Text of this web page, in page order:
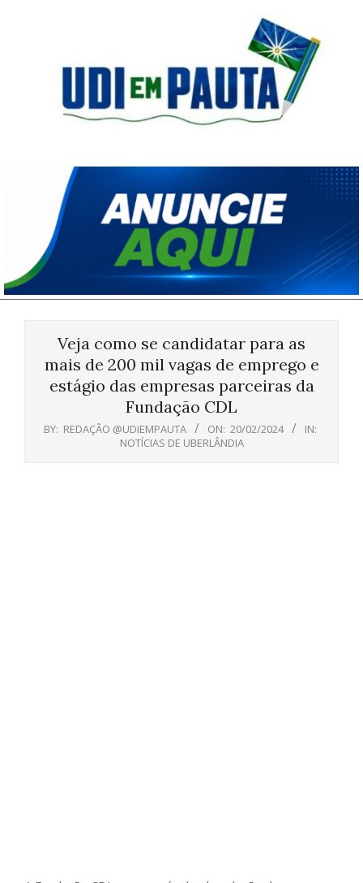
Pauta
Veja como se candidatar para as
mais de 200 mil vagas de emprego e
estágio das empresas parceiras da
Fundação CDL
BY: REDAÇÃO @UDIEMPAUTA ON: 20/02/2024
IN:
NOTÍCIAS DE UBERLÂNDIA